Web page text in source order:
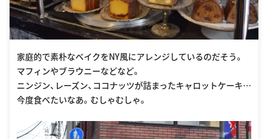
家庭的で素朴なベイクをNY風にアレンジしているのだそう。
マフィンやブラウニーなどなど。
ニンジン、レーズン、ココナッツが詰まったキャロットケーキ…
今度食べたいなあ。むしゃむしゃ。